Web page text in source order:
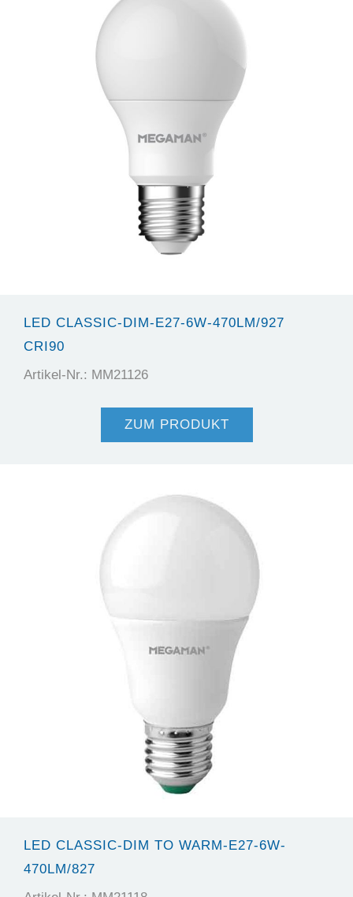
LED CLASSIC-DIM-E27-6W-470LM/927
CRI90
Artikel-Nr.: MM21126
ZUM PRODUKT
LED CLASSIC-DIM TO WARM-E27-6W-
470LM/827